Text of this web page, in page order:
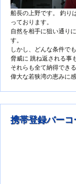
船長の上野です。 釣り
っております。
自然を相手に狙い通り
す。
しかし、どんな条件で
脅威に 跳ね返される事
それらも全て納得でき
偉大な若狭湾の恵みに
携帯登録バーコ